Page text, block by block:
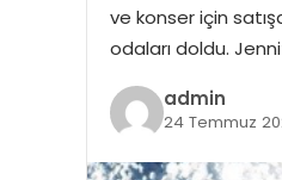
ve konser için
odaları doldu.
admin
24 Temmuz